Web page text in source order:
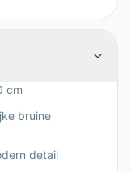
cm
bruine
detail